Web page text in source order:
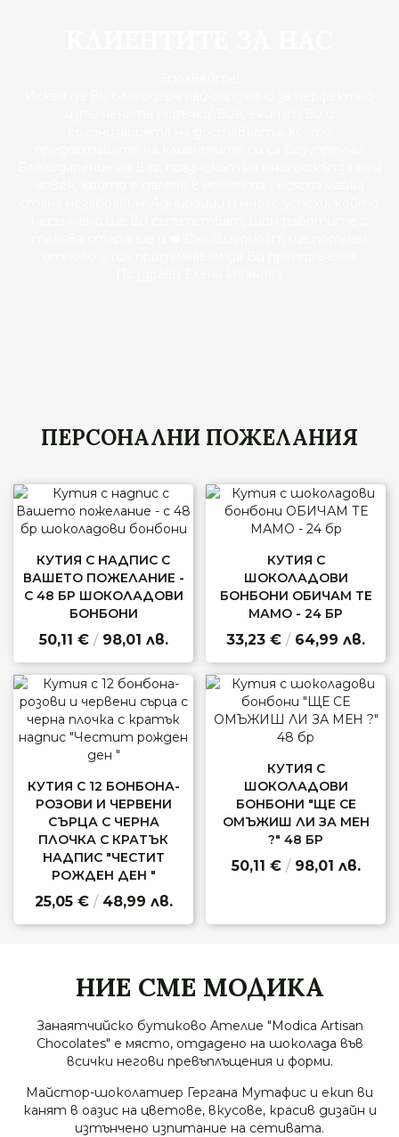
ПЕРСОНАЛНИ ПОЖЕЛАНИЯ
КУТИЯ С НАДПИС С
ВАШЕТО ПОЖЕЛАНИЕ -
С 48 БР ШОКОЛАДОВИ
БОНБОНИ
50,11 € /98,01 лв.
КУТИЯ С
ШОКОЛАДОВИ
БОНБОНИ ОБИЧАМ ТЕ
МАМО - 24 БР
33,23 € / 64,99 лв.
КУТИЯ С 12 БОНБОНА-
РОЗОВИ И ЧЕРВЕНИ
СЪРЦА С ЧЕРНА
ПЛОЧКА С КРАТЪК
НАДПИС "ЧЕСТИТ
РОЖДЕН ДЕН "
25,05 € /48,99 лв.
КУТИЯ С
ШОКОЛАДОВИ
БОНБОНИ "ЩЕ СЕ
ОМЪЖИШ ЛИ ЗА МЕН
?" 48 БР
50,11 € /98,01 лв.
НИЕ СМЕ МОДИКА
Занаятчийско бутиково Ателие "Modica Artisan
Chocolates" е място, отдадено на шоколада във
всички негови превъплъщения и форми.
Майстор-шоколатиер Гергана Мутафис и екип ви
канят в оазис на цветове, вкусове, красив дизайн и
изтънчено изпитание на сетивата.